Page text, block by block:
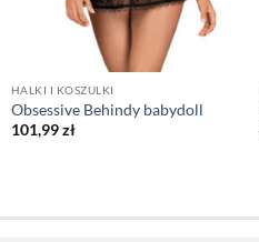
HALKI I KOSZULKI
Obsessive Behindy babydoll
101,99zł